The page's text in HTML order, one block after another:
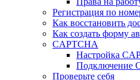
Регистрация по
Как восстановить
Как создать форму
CAPTCHA
Настройка
Подключение
Проверьте себя